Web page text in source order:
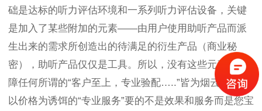
础是达标的听力评估环境和一系列听力评估设备，关键
是加入了某些附加的元素——由用户使用助听产品而派
生出来的需求所创造出的待满足的衍生产品（商业秘
密），助听产品仅仅是工具。所以，没有这些元素的保
障任何所谓的“客户至上，专业验配…..”皆为烟云。那些
以价格为诱饵的“专业服务”要的不是效果和服务而是您宝